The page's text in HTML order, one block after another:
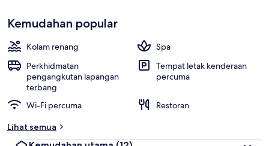
oleh
tetamu
i
p
a
n
t
Kemudahan popular
Kolam renang
Spa
Perkhidmatan
pengangkutan lapangan
terbang
Tempat letak kenderaan
percuma
Wi-Fi percuma
Restoran
Lihat semua